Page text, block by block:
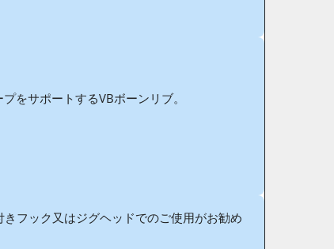
をサポートするVBボーンリブ。
フック又はジグヘッドでのご使用がお勧め